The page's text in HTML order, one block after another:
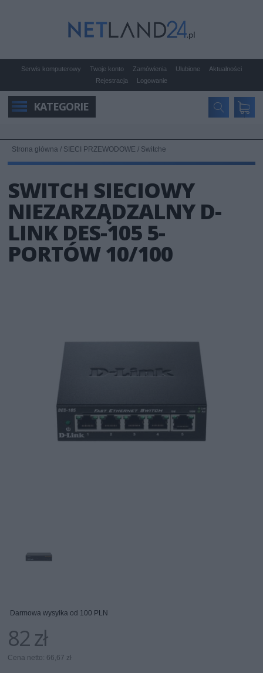
Serwis komputerowy Twoje konto Zamówienia Ulubione
Aktualności
Rejestracja
Logowanie
KATEGORIE
Strona główna / SIECI PRZEWODOWE / Switche
SWITCH SIECIOWY
NIEZARZĄDZALNY D-
LINK DES-105 5-
PORTÓW 10/100
Darmowa wysyłka od 100 PLN
82 zł
Cena netto: 66,67 zł